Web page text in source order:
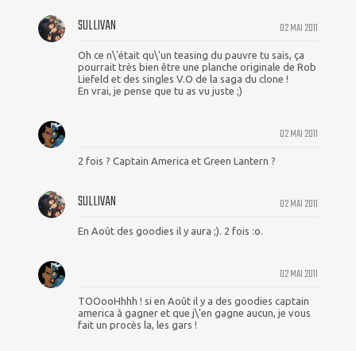
02 MAI 2011
SULLIVAN
Oh ce n\'était qu\'un teasing du pauvre tu sais, ça
pourrait très bien être une planche originale de Rob
Liefeld et des singles V.O de la saga du clone !
En vrai, je pense que tu as vu juste ;)
02 MAI 2011
2 fois ? Captain America et Green Lantern ?
02 MAI 2011
SULLIVAN
En Août des goodies il y aura ;). 2 fois :o.
02 MAI 2011
TOOooHhhh ! si en Août il y a des goodies captain
america à gagner et que j\'en gagne aucun, je vous
fait un procès la, les gars !